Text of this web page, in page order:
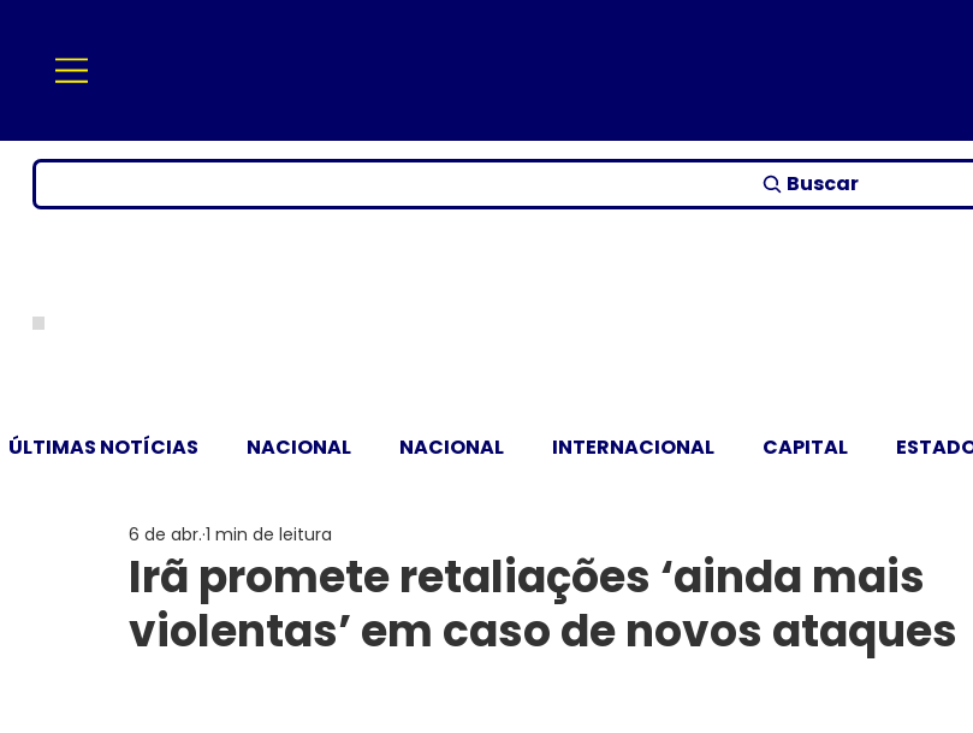
Buscar
ÚLTIMAS NOTÍCIAS NACIONAL NACIONAL INTERNACIONAL CAPITAL
Irã promete retaliações ‘ainda mais
violentas’ em caso de novos ataques
6 de abr. 1 min de leitura